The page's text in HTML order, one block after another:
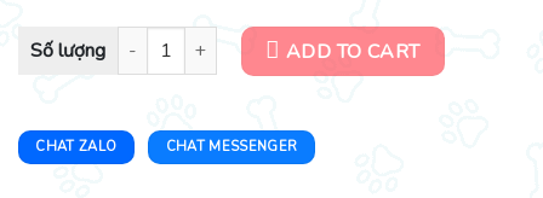
Thức ăn hạt cho mèo trưởng thành Whiskas vị cá thu quantity
ADD TO CART
CHAT ZALO CHAT MESSENGER